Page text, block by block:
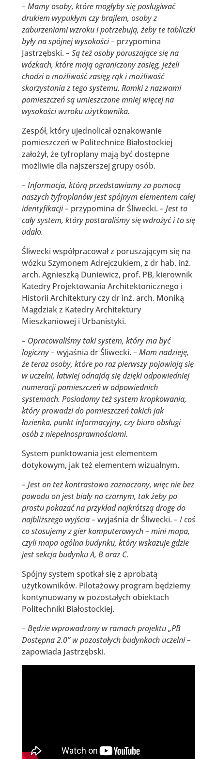
– Mamy osoby, które mogłyby się posługiwać
drukiem wypukłym czy brajlem, osoby z
zaburzeniami wzroku i potrzebują, żeby te tabliczki
były na spójnej wysokości – przypomina
Jastrzębski. – Są też osoby poruszające się na
wózkach, które mają ograniczony zasięg, jeżeli
chodzi o możliwość zasięg rąk i możliwość
skorzystania z tego systemu. Ramki z nazwami
pomieszczeń są umieszczone mniej więcej na
wysokości wzroku użytkownika.
Zespół, który ujednolicał oznakowanie
pomieszczeń w Politechnice Białostockiej
założył, że tyfroplany mają być dostępne
możliwie dla najszerszej grupy osób.
– Informacja, którą przedstawiamy za pomocą
naszych tyfroplanów jest spójnym elementem całej
identyfikacji – przypomina dr Śliwecki. – Jest to
cały system, który postaraliśmy się wdrożyć i to się
udało.
Śliwecki współpracował z poruszającym się na
wózku Szymonem Adrejczukiem, z dr hab. inż.
arch. Agnieszką Duniewicz, prof. PB, kierownik
Katedry Projektowania Architektonicznego i
Historii Architektury czy dr inż. arch. Moniką
Magdziak z Katedry Architektury
Mieszkaniowej i Urbanistyki.
– Opracowaliśmy taki system, który ma być
logiczny – wyjaśnia dr Śliwecki. – Mam nadzieję,
że teraz osoby, które po raz pierwszy pojawiają się
w uczelni, łatwiej odnajdą się dzięki odpowiedniej
numeracji pomieszczeń w odpowiednich
systemach. Posiadamy też system kropkowania,
który prowadzi do pomieszczeń takich jak
łazienka, punkt informacyjny, czy biuro obsługi
osób z niepełnosprawnościami.
System punktowania jest elementem
dotykowym, jak też elementem wizualnym.
– Jest on też kontrastowo zaznaczony, więc nie bez
powodu on jest biały na czarnym, tak żeby po
prostu pokazać na przykład najkrótszą drogę do
najbliższego wyjścia – wyjaśnia dr Śliwecki. – I coś
co stosujemy z gier komputerowych – mini mapa,
czyli mapa ogólna budynku, który wskazuje gdzie
jest sekcja budynku A, B oraz C.
Spójny system spotkał się z aprobatą
użytkowników. Pilotażowy program będziemy
kontynuowany w pozostałych obiektach
Politechniki Białostockiej.
– Będzie wprowadzony w ramach projektu „PB
Dostępna 2.0” w pozostałych budynkach uczelni –
zapowiada Jastrzębski.